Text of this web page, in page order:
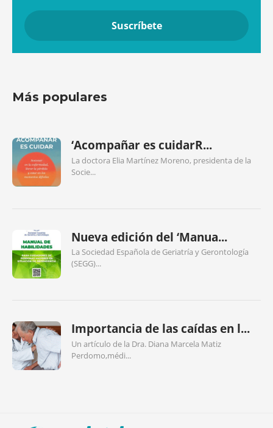
Más populares
‘Acompañar es cuidarR...
La doctora Elia Martínez Moreno, presidenta de la
Socie...
Nueva edición del ‘Manua...
La Sociedad Española de Geriatría y Gerontología
(SEGG)...
Importancia de las caídas en l...
Un artículo de la Dra. Diana Marcela Matiz
Perdomo,médi...